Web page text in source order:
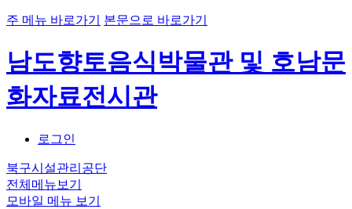
주 메뉴 바로가기 본문으로 바로가기
남도향토음식박물관 및 호남문
화자료전시관
로그인
북구시설관리공단
전체메뉴보기
모바일 메뉴 보기